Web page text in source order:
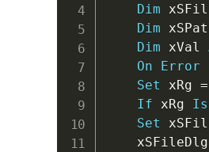
Dim
Dim
Dim xVal
On
Error
Set xRg =
If xRg Is
Set
    xSFileDlg